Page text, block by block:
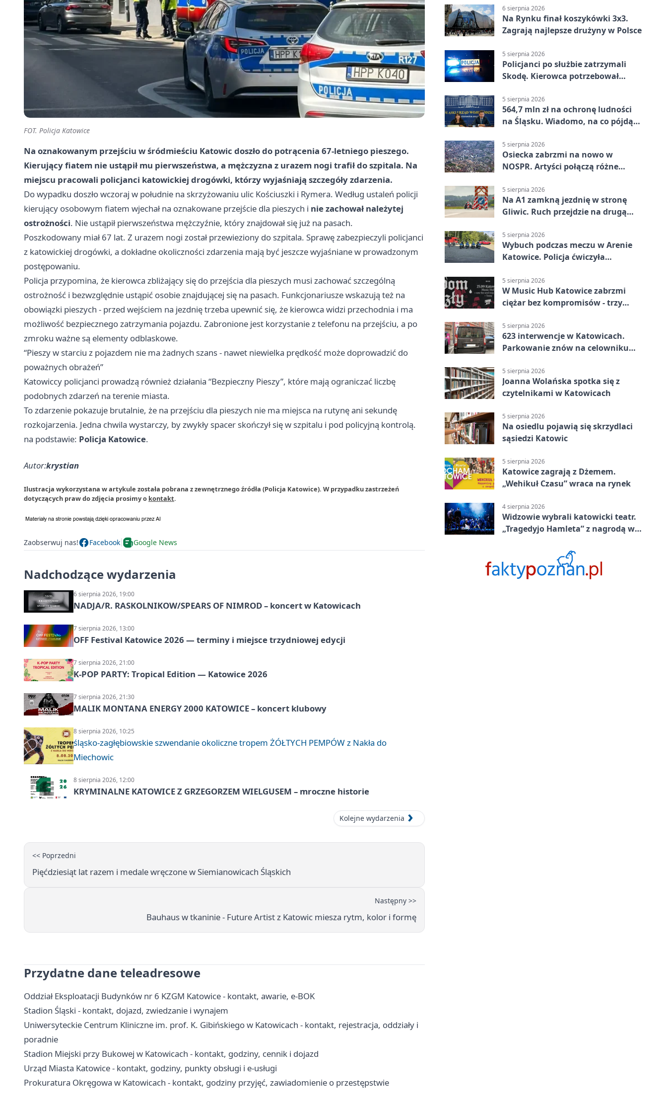
FOT. Policja Katowice
Na oznakowanym przejściu w śródmieściu Katowic doszło do potrącenia 67-letniego pieszego.
Kierujący fiatem nie ustąpił mu pierwszeństwa, a mężczyzna z urazem nogi trafił do szpitala. Na
miejscu pracowali policjanci katowickiej drogówki, którzy wyjaśniają szczegóły zdarzenia.
Do wypadku doszło wczoraj w południe na skrzyżowaniu ulic Kościuszki i Rymera. Według ustaleń policji
kierujący osobowym fiatem wjechał na oznakowane przejście dla pieszych i nie zachował należytej
ostrożności. Nie ustąpił pierwszeństwa mężczyźnie, który znajdował się już na pasach.
Poszkodowany miał 67 lat. Z urazem nogi został przewieziony do szpitala. Sprawę zabezpieczyli policjanci
z katowickiej drogówki, a dokładne okoliczności zdarzenia mają być jeszcze wyjaśniane w prowadzonym
postępowaniu.
Policja przypomina, że kierowca zbliżający się do przejścia dla pieszych musi zachować szczególną
ostrożność i bezwzględnie ustąpić osobie znajdującej się na pasach. Funkcjonariusze wskazują też na
obowiązki pieszych - przed wejściem na jezdnię trzeba upewnić się, że kierowca widzi przechodnia i ma
możliwość bezpiecznego zatrzymania pojazdu. Zabronione jest korzystanie z telefonu na przejściu, a po
zmroku ważne są elementy odblaskowe.
“Pieszy w starciu z pojazdem nie ma żadnych szans - nawet niewielka prędkość może doprowadzić do
poważnych obrażeń”
Katowiccy policjanci prowadzą również działania “Bezpieczny Pieszy”, które mają ograniczać liczbę
podobnych zdarzeń na terenie miasta.
To zdarzenie pokazuje brutalnie, że na przejściu dla pieszych nie ma miejsca na rutynę ani sekundę
rozkojarzenia. Jedna chwila wystarczy, by zwykły spacer skończył się w szpitalu i pod policyjną kontrolą.
na podstawie: Policja Katowice.
Autor:krystian
Ilustracja wykorzystana w artykule została pobrana z zewnętrznego źródła (Policja Katowice). W przypadku zastrzeżeń
dotyczących praw do zdjęcia prosimy o kontakt.
Zaobserwuj nas! Facebook Google News
Nadchodzące wydarzenia
6 sierpnia 2026, 19:00
NADJA/R. RASKOLNIKOW/SPEARS OF NIMROD – koncert w Katowicach
7 sierpnia 2026, 13:00
OFF Festival Katowice 2026 — terminy i miejsce trzydniowej edycji
7 sierpnia 2026, 21:00
K-POP PARTY: Tropical Edition — Katowice 2026
7 sierpnia 2026, 21:30
MALIK MONTANA ENERGY 2000 KATOWICE – koncert klubowy
8 sierpnia 2026, 10:25
śląsko-zagłębiowskie szwendanie okoliczne tropem ŻÓŁTYCH PEMPÓW z Nakła do
Miechowic
8 sierpnia 2026, 12:00
KRYMINALNE KATOWICE Z GRZEGORZEM WIELGUSEM – mroczne historie
Kolejne wydarzenia
<< Poprzedni
Pięćdziesiąt lat razem i medale wręczone w Siemianowicach Śląskich
Następny >>
Bauhaus w tkaninie - Future Artist z Katowic miesza rytm, kolor i formę
Przydatne dane teleadresowe
Oddział Eksploatacji Budynków nr 6 KZGM Katowice - kontakt, awarie, e-BOK
Stadion Śląski - kontakt, dojazd, zwiedzanie i wynajem
Uniwersyteckie Centrum Kliniczne im. prof. K. Gibińskiego w Katowicach - kontakt, rejestracja, oddziały i
poradnie
Stadion Miejski przy Bukowej w Katowicach - kontakt, godziny, cennik i dojazd
Urząd Miasta Katowice - kontakt, godziny, punkty obsługi i e-usługi
Prokuratura Okręgowa w Katowicach - kontakt, godziny przyjęć, zawiadomienie o przestępstwie
6 sierpnia 2026
Na Rynku finał koszykówki 3x3.
Zagrają najlepsze drużyny w Polsce
5 sierpnia 2026
Policjanci po służbie zatrzymali
Skodę. Kierowca potrzebował
5 sierpnia 2026
564,7 mln zł na ochronę ludności
na Śląsku. Wiadomo, na co pójdą
5 sierpnia 2026
Osiecka zabrzmi na nowo w
NOSPR. Artyści połączą różne
5 sierpnia 2026
Na A1 zamkną jezdnię w stronę
Gliwic. Ruch przejdzie na drugą
5 sierpnia 2026
Wybuch podczas meczu w Arenie
Katowice. Policja ćwiczyła
5 sierpnia 2026
W Music Hub Katowice zabrzmi
ciężar bez kompromisów - trzy
5 sierpnia 2026
623 interwencje w Katowicach.
Parkowanie znów na celowniku
5 sierpnia 2026
Joanna Wolańska spotka się z
czytelnikami w Katowicach
5 sierpnia 2026
Na osiedlu pojawią się skrzydlaci
sąsiedzi Katowic
5 sierpnia 2026
Katowice zagrają z Dżemem.
„Wehikuł Czasu” wraca na rynek
4 sierpnia 2026
Widzowie wybrali katowicki teatr.
„Tragedyjo Hamleta” z nagrodą w